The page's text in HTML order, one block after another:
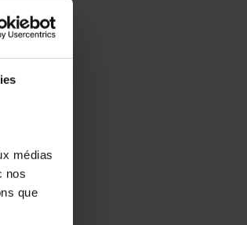
médias
nos
que